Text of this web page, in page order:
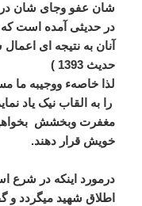
شان عفو وجای شان
در حدیثی آمده است که
آنان به نتیجه ای
حدیث 1393 )
لذا خاصهء ووجیبه ما
را به القاب نیک یاد
مغفرت وبخشش
خویش قرار دهند.
درمورد اینکه در
اطلاق شهید میگردد